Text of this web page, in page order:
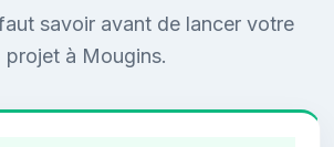
savoir avant de lancer votre
projet à Mougins.